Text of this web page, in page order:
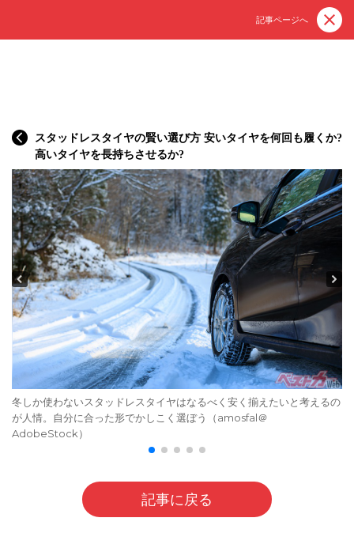
記事ページへ
スタッドレスタイヤの賢い選び方 安いタイヤを何回も履くか?
高いタイヤを長持ちさせるか?
冬しか使わないスタッドレスタイヤはなるべく安く揃えたいと考えるの
が人情。自分に合った形でかしこく選ぼう（amosfal＠
AdobeStock）
記事に戻る